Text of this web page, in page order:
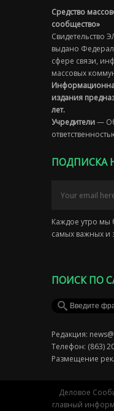
Средство
сообщество»
Свидетельство
выдано
сфере связи,
массовых
издания
лет.
Учредители—
ПОДПИСКА
Каждое утро мы
самых важных и
ПОИСК ПО
Редакция:
Телефон: (863)
Размещение
Деловое
главный